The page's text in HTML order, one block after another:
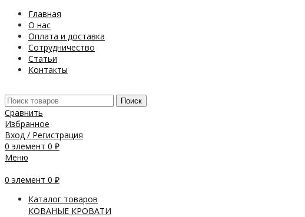
Главная
О нас
Оплата и доставка
Сотрудничество
Статьи
Контакты
Поиск
Сравнить
Избранное
Вход / Регистрация
0 элемент 0 ₽
Меню
0 элемент 0 ₽
Каталог товаров
КОВАНЫЕ КРОВАТИ